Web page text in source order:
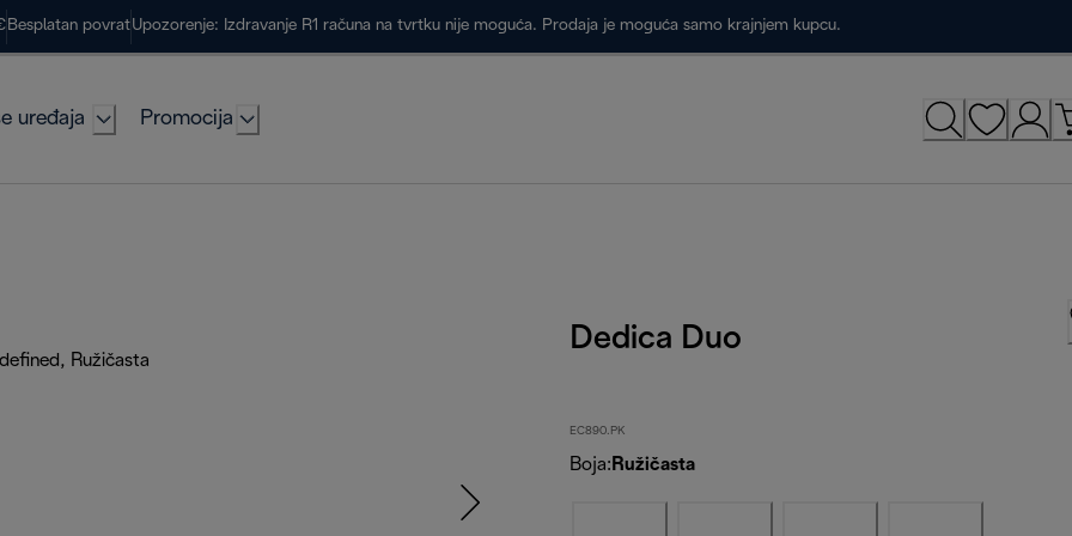
Besplatan povratUpozorenje: Izdravanje R1 računa na tvrtku nije moguća. Prodaja je moguća samo krajnjem kupcu.
uređaja Promocija
Dedica Duo
EC890.PK
Boja: Ružičasta